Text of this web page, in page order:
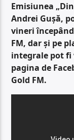
Emisiunea
Andrei Gușă,
vineri
FM, dar și pe
integrale pot fi
pagina de
Gold FM.